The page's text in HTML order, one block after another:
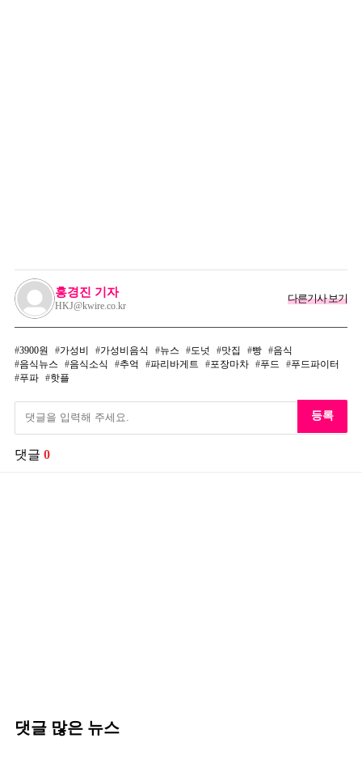
홍경진 기자
HKJ@kwire.co.kr
다른기사 보기
3900원 가성비 가성비음식 뉴스 도넛 맛집 빵
음식
음식뉴스
음식소식 추억 파리바게트 포장마차 푸드
푸드파이터
푸파
핫플
등록
댓글 0
댓글 많은 뉴스